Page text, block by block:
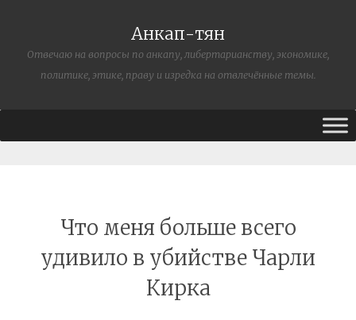
Анкап-тян
Отвечаю на вопросы по анкапу, либертарианству, экономике,
политике, этике, праву и изредка на отвлечённые темы.
Что меня больше всего
удивило в убийстве Чарли
Кирка